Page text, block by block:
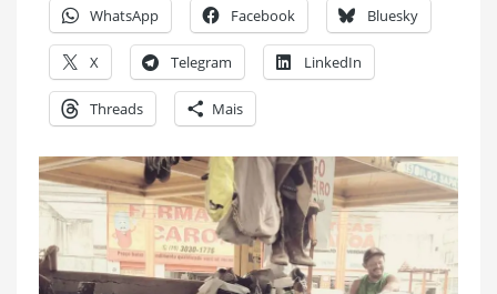
WhatsApp Facebook Bluesky
X Telegram LinkedIn
Threads Mais